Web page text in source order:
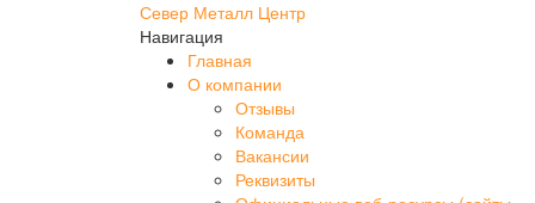
Север Металл Центр
Навигация
Главная
О компании
Отзывы
Команда
Вакансии
Реквизиты